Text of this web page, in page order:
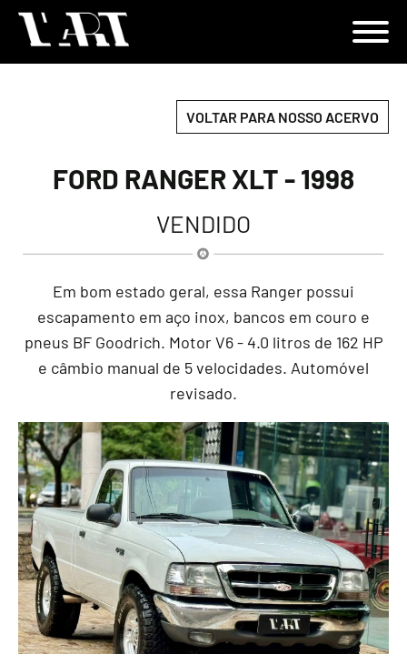
VOLTAR PARA NOSSO ACERVO
FORD RANGER XLT - 1998
VENDIDO
Em bom estado geral, essa Ranger possui
escapamento em aço inox, bancos em couro e
pneus BF Goodrich. Motor V6 - 4.0 litros de 162 HP
e câmbio manual de 5 velocidades. Automóvel
revisado.